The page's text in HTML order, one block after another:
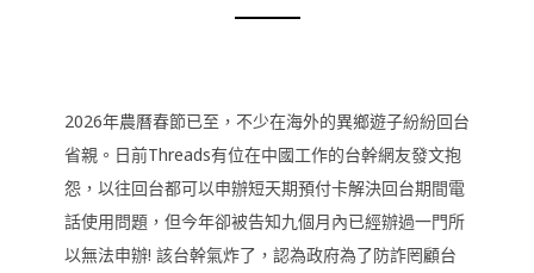
2026年農曆春節已至，不少在海外的異鄉遊子紛紛回台
省親。日前Threads有位在中國工作的台幹網友發文抱
怨，以往回台都可以申辦短天期預付卡解決回台期間電
話使用問題，但今年卻被告知九個月內已經辦過一門所
以無法申辦! 該台幹氣炸了，認為政府為了防詐罔顧台